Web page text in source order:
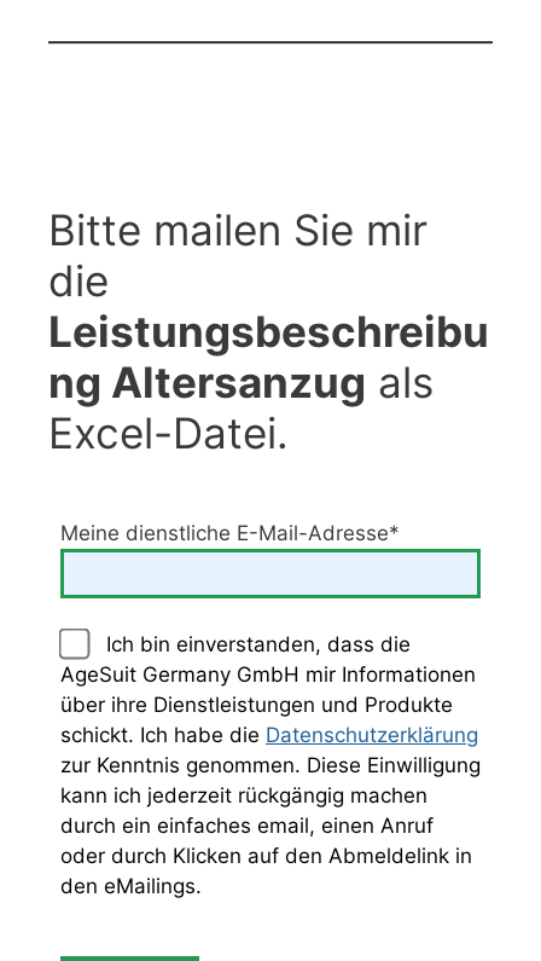
Bitte mailen Sie mir
die
Leistungsbeschreibu
ng Altersanzug als
Excel-Datei.
Meine dienstliche E-Mail-Adresse*
Ich bin einverstanden, dass die
AgeSuit Germany GmbH mir Informationen
über ihre Dienstleistungen und Produkte
schickt. Ich habe die Datenschutzerklärung
zur Kenntnis genommen. Diese Einwilligung
kann ich jederzeit rückgängig machen
durch ein einfaches email, einen Anruf
oder durch Klicken auf den Abmeldelink in
den eMailings.